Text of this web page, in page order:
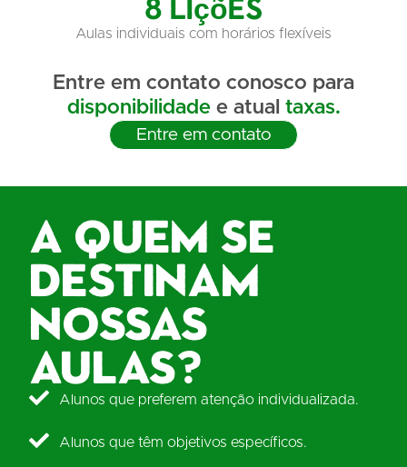
8 lições
Aulas individuais com horários flexíveis
Entre em contato conosco para
disponibilidadee atual taxas.
Entre em contato
A quem se
destinam
nossas
aulas?
Alunos que preferem atenção individualizada.
Alunos que têm objetivos específicos.